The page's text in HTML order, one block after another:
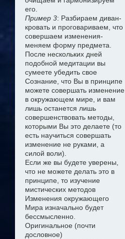
его.
Пример 3: Разбираем диван-
кровать и проговариваем, что
совершаем изменения-
меняем форму предмета.
После нескольких дней
подобной медитации вы
сумеете убедить свое
Сознание, что Вы в принципе
можете совершать изменение
в окружающем мире, и вам
лишь останется лишь
совершенствовать методы,
которыми Вы это делаете (то
есть научиться совершать
изменение не руками, а
силой воли).
Если же вы будете уверены,
что не можете делать это в
принципе, то изучение
мистических методов
Изменения окружающего
Мира изначально будет
бессмысленно.
Оригинальное (почти
дословное)